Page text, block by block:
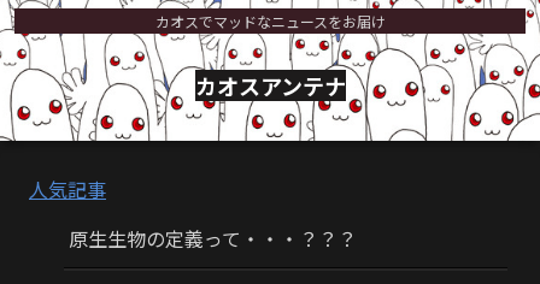
カオスでマッドなニュースをお届け
カオスアンテナ
人気記事
原生生物の定義って・・・？？？